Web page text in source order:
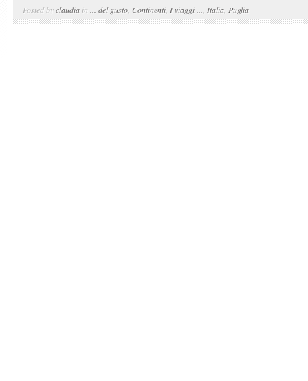
Posted byclaudia in ... del gusto Continenti, I viaggi ... Italia Puglia